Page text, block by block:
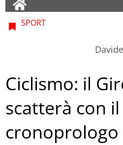
SPORT
Ciclismo: il
scatterà con il
cronoprologo